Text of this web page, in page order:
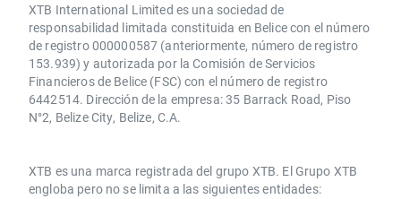
XTB International Limited es una sociedad de
responsabilidad limitada constituida en Belice con el número
de registro 000000587 (anteriormente, número de registro
153.939) y autorizada por la Comisión de Servicios
Financieros de Belice (FSC) con el número de registro
6442514. Dirección de la empresa: 35 Barrack Road, Piso
N°2, Belize City, Belize, C.A.
​​XTB es una marca registrada del grupo XTB. El Grupo XTB
engloba pero no se limita a las siguientes entidades: